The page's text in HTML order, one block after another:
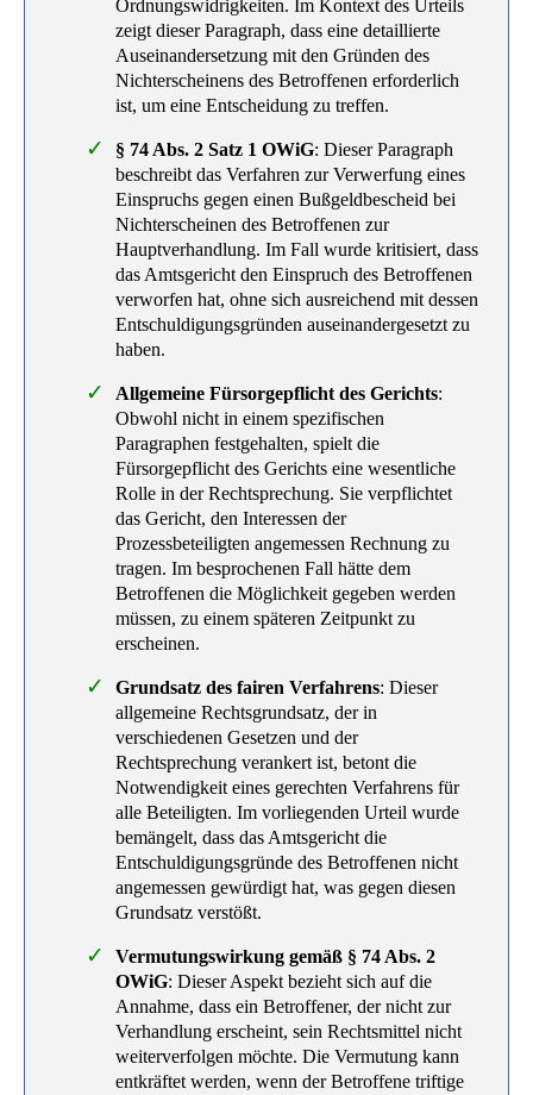
Ordnungswidrigkeiten. Im Kontext des Urteils
zeigt dieser Paragraph, dass eine detaillierte
Auseinandersetzung mit den Gründen des
Nichterscheinens des Betroffenen erforderlich
ist, um eine Entscheidung zu treffen.
§ 74 Abs. 2 Satz 1 OWiG: Dieser Paragraph
beschreibt das Verfahren zur Verwerfung eines
Einspruchs gegen einen Bußgeldbescheid bei
Nichterscheinen des Betroffenen zur
Hauptverhandlung. Im Fall wurde kritisiert, dass
das Amtsgericht den Einspruch des Betroffenen
verworfen hat, ohne sich ausreichend mit dessen
Entschuldigungsgründen auseinandergesetzt zu
haben.
Allgemeine Fürsorgepflicht des Gerichts:
Obwohl nicht in einem spezifischen
Paragraphen festgehalten, spielt die
Fürsorgepflicht des Gerichts eine wesentliche
Rolle in der Rechtsprechung. Sie verpflichtet
das Gericht, den Interessen der
Prozessbeteiligten angemessen Rechnung zu
tragen. Im besprochenen Fall hätte dem
Betroffenen die Möglichkeit gegeben werden
müssen, zu einem späteren Zeitpunkt zu
erscheinen.
Grundsatz des fairen Verfahrens: Dieser
allgemeine Rechtsgrundsatz, der in
verschiedenen Gesetzen und der
Rechtsprechung verankert ist, betont die
Notwendigkeit eines gerechten Verfahrens für
alle Beteiligten. Im vorliegenden Urteil wurde
bemängelt, dass das Amtsgericht die
Entschuldigungsgründe des Betroffenen nicht
angemessen gewürdigt hat, was gegen diesen
Grundsatz verstößt.
Vermutungswirkung gemäß § 74 Abs. 2
OWiG: Dieser Aspekt bezieht sich auf die
Annahme, dass ein Betroffener, der nicht zur
Verhandlung erscheint, sein Rechtsmittel nicht
weiterverfolgen möchte. Die Vermutung kann
entkräftet werden, wenn der Betroffene triftige